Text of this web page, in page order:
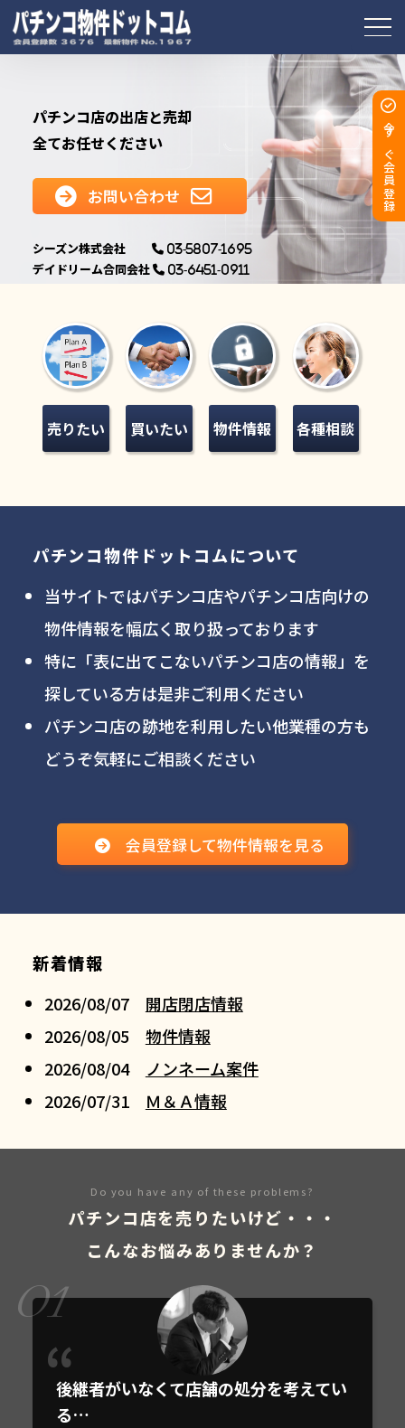
パチンコ店の出店と売却
全てお任せください
お問い合わせ
シーズン株式会社 03-5807-1695
デイドリーム合同会社 03-6451-0911
今すぐ会員登録
売りたい 買いたい 物件情報 各種相談
パチンコ物件ドットコムについて
当サイトではパチンコ店やパチンコ店向けの
物件情報を幅広く取り扱っております
特に「表に出てこないパチンコ店の情報」を
探している方は是非ご利用ください
パチンコ店の跡地を利用したい他業種の方も
どうぞ気軽にご相談ください
会員登録して物件情報を見る
新着情報
2026/08/07 開店閉店情報
2026/08/05 物件情報
2026/08/04 ノンネーム案件
2026/07/31 Ｍ＆Ａ情報
パチンコ店を売りたいけど・・・
こんなお悩みありませんか？
Do you have any of these problems?
後継者がいなくて店舗の処分を考えてい
る…
01